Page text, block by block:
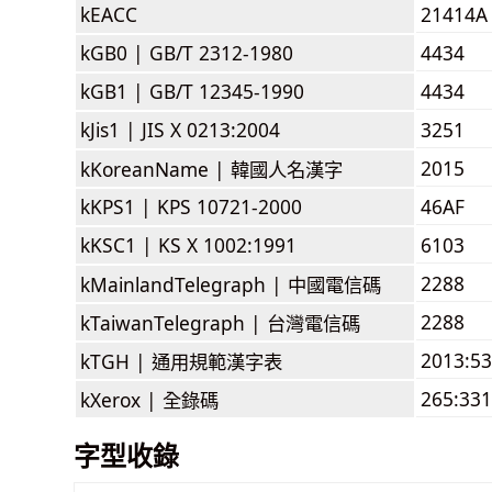
kEACC
21414A
kGB0 | GB/T 2312-1980
4434
kGB1 | GB/T 12345-1990
4434
kJis1 | JIS X 0213:2004
3251
kKoreanName | 韓國人名漢字
2015
kKPS1 | KPS 10721-2000
46AF
kKSC1 | KS X 1002:1991
6103
kMainlandTelegraph | 中國電信碼
2288
kTaiwanTelegraph | 台灣電信碼
2288
kTGH | 通用規範漢字表
kXerox | 全錄碼 265:331
字型收錄